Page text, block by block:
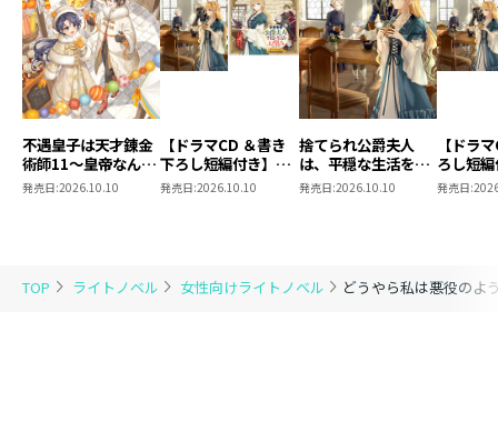
TOP ライトノベル 女性向けライトノベル どうやら私は悪役のよ
不遇皇子は天才錬金
術師11～皇帝なんて
柄じゃないので弟妹
発売日:2026.10.10
【ドラマCD ＆書き
下ろし短編付き】捨
てられ公爵夫人は、
発売日:2026.10.10
捨てられ公爵夫人
は、平穏な生活をお
望みのようです5
発売日:2026.10.10
【ドラ
ろし短
られ公
発売日: